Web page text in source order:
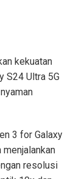
kekuatan
S24 Ultra 5G
3 for Galaxy
resolusi